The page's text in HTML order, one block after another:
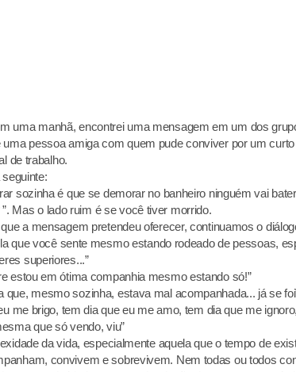
uma manhã, encontrei uma mensagem em um dos
pessoa amiga com quem pude conviver por um
de trabalho.
sozinha é que se demorar no banheiro ninguém vai
Mas o lado ruim é se você tiver morrido.
a mensagem pretendeu oferecer, continuamos o
que você sente mesmo estando rodeado de pessoas,
superiores...”
estou em ótima companhia mesmo estando só!”
que, mesmo sozinha, estava mal acompanhada... já se
me brigo, tem dia que eu me amo, tem dia que me
que só vendo, viu”
da vida, especialmente aquela que o tempo de
convivem e sobrevivem. Nem todas ou todos